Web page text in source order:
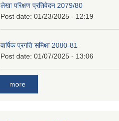
लेखा परिक्षण प्रतिवेदन 2079/80
Post date: 01/23/2025 - 12:19
वार्षिक प्रगति समिक्षा 2080-81
Post date: 01/07/2025 - 13:06
more